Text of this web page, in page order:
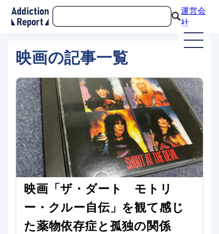
運営会
社
映画の記事一覧
映画「ザ・ダート モトリ
ー・クルー自伝」を観て感じ
た薬物依存症と孤独の関係